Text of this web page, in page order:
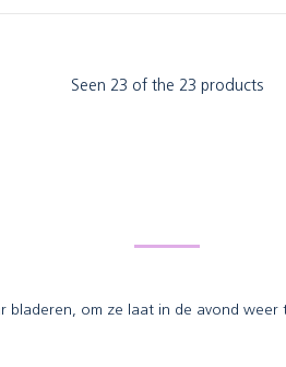
Seen 23 of the 23 products
bladeren, om ze laat in de avond weer